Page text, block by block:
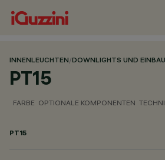
INNENLEUCHTEN/DOWNLIGHTS UND
PT15
FARBE OPTIONALE KOMPONENTEN
PT15